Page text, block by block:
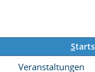
S
Veranstaltungen